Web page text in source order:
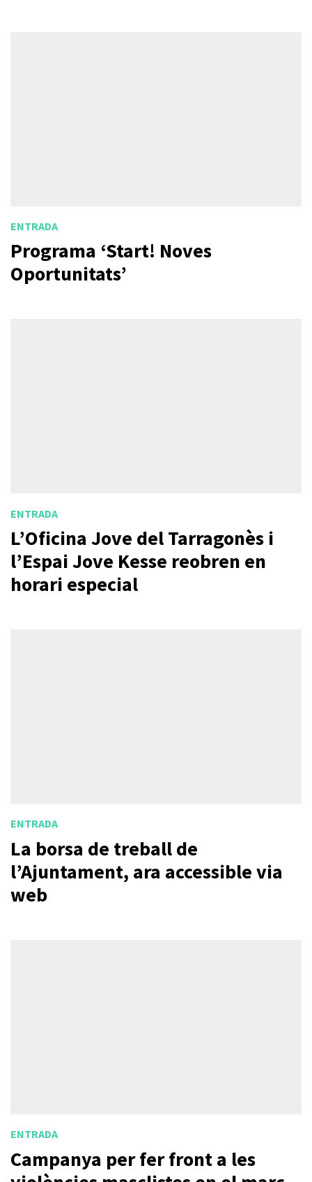
ENTRADA
Programa ‘Start! Noves
Oportunitats’
ENTRADA
L’Oficina Jove del Tarragonès i
l’Espai Jove Kesse reobren en
horari especial
ENTRADA
La borsa de treball de
l’Ajuntament, ara accessible via
web
ENTRADA
Campanya per fer front a les